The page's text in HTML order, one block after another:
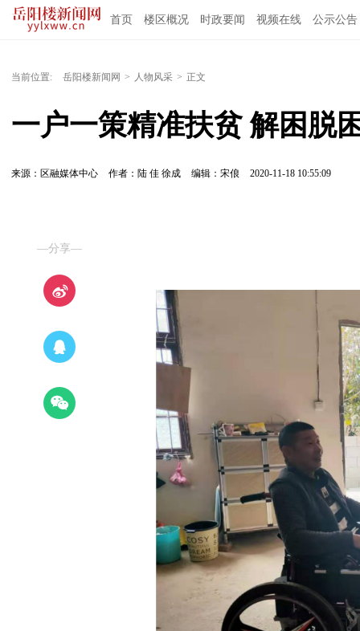
首页 楼区概况 时政要闻 视频在线 公示公告
当前位置: 岳阳楼新闻网 > 人物风采 > 正文
一户一策精准扶贫 解困脱
来源：区融媒体中心 作者：陆 佳 徐成 编辑：宋俍 2020-11-18 10:55:09
—分享—